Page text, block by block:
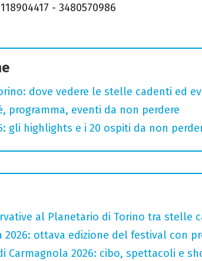
- 3480570986
dove vedere le stelle cadenti ed
programma, eventi da non perdere
gli highlights e i 20 ospiti da non
al Planetario di Torino tra stelle
2026: ottava edizione del festival con
Carmagnola 2026: cibo, spettacoli e